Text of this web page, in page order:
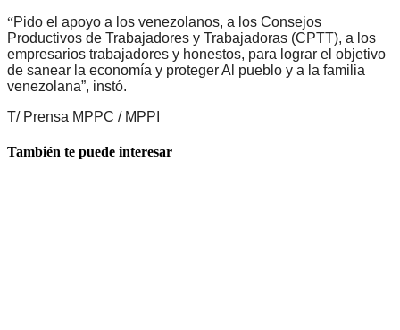
“Pido el apoyo a los venezolanos, a los Consejos
Productivos de Trabajadores y Trabajadoras (CPTT), a los
empresarios trabajadores y honestos, para lograr el objetivo
de sanear la economía y proteger Al pueblo y a la familia
venezolana”, instó.
T/ Prensa MPPC / MPPI
También te puede interesar